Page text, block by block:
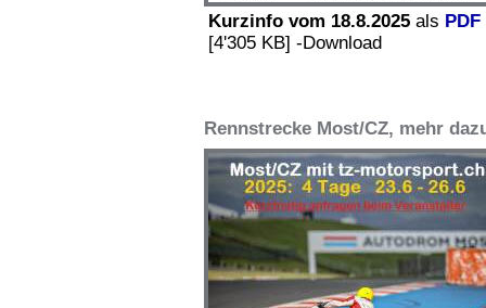
Kurzinfo vom 18.8.2025 als PDF
[4'305 KB] -Download
Rennstrecke Most/CZ, mehr